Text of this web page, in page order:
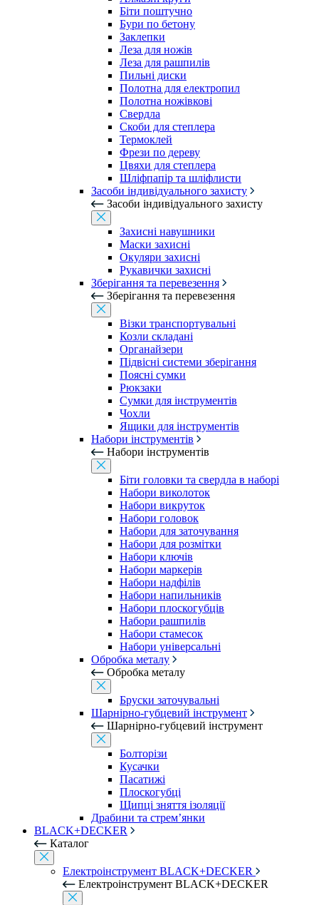
Біти поштучно
Бури по бетону
Заклепки
Леза для ножів
Леза для рашпилів
Пильні диски
Полотна для електропил
Полотна ножівкові
Свердла
Скоби для степлера
Термоклей
Фрези по дереву
Цвяхи для степлера
Шліфпапір та шліфлисти
Засоби індивідуального захисту
Засоби індивідуального захисту
Захисні навушники
Маски захисні
Окуляри захисні
Рукавички захисні
Зберігання та перевезення
Зберігання та перевезення
Візки транспортувальні
Козли складані
Органайзери
Підвісні системи зберігання
Поясні сумки
Рюкзаки
Сумки для інструментів
Чохли
Ящики для інструментів
Набори інструментів
Набори інструментів
Біти головки та свердла в наборі
Набори виколоток
Набори викруток
Набори головок
Набори для заточування
Набори для розмітки
Набори ключів
Набори маркерів
Набори надфілів
Набори напильників
Набори плоскогубців
Набори рашпилів
Набори стамесок
Набори універсальні
Обробка металу
Обробка металу
Бруски заточувальні
Шарнірно-губцевий інструмент
Шарнірно-губцевий інструмент
Болторізи
Кусачки
Пасатижі
Плоскогубці
Щипці зняття ізоляції
Драбини та стрем’янки
BLACK+DECKER
Каталог
Електроінструмент BLACK+DECKER
Електроінструмент BLACK+DECKER